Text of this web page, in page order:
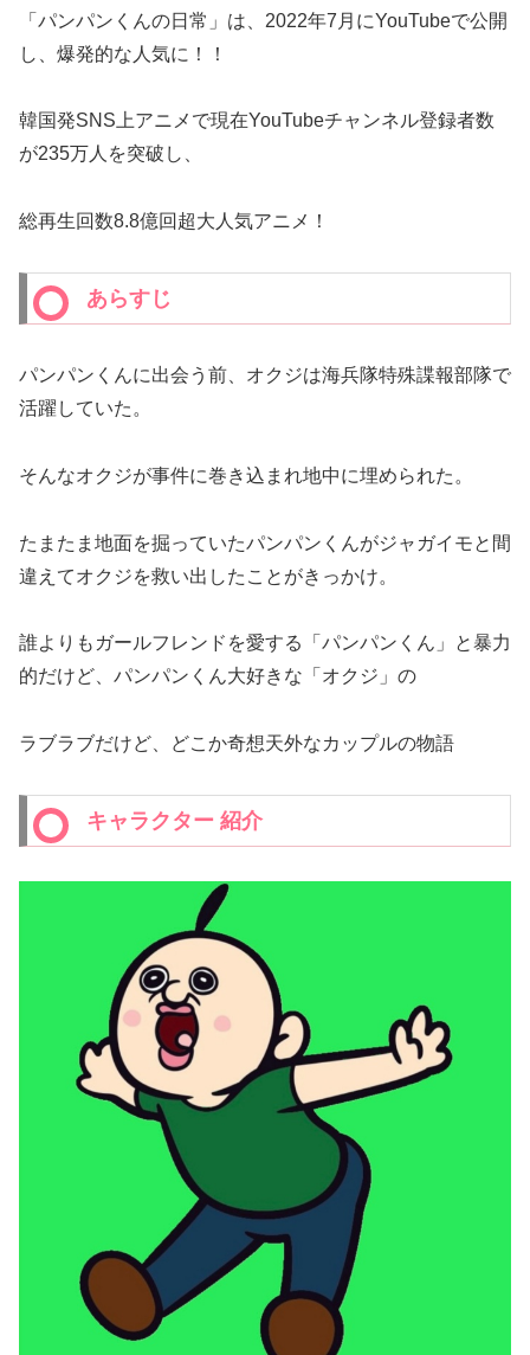
「パンパンくんの日常」は、2022年7月にYouTubeで公開
し、爆発的な人気に！！
韓国発SNS上アニメで現在YouTubeチャンネル登録者数
が235万人を突破し、
総再生回数8.8億回超大人気アニメ！
あらすじ
パンパンくんに出会う前、オクジは海兵隊特殊諜報部隊で
活躍していた。
そんなオクジが事件に巻き込まれ地中に埋められた。
たまたま地面を掘っていたパンパンくんがジャガイモと間
違えてオクジを救い出したことがきっかけ。
誰よりもガールフレンドを愛する「パンパンくん」と暴力
的だけど、パンパンくん大好きな「オクジ」の
ラブラブだけど、どこか奇想天外なカップルの物語
キャラクター 紹介